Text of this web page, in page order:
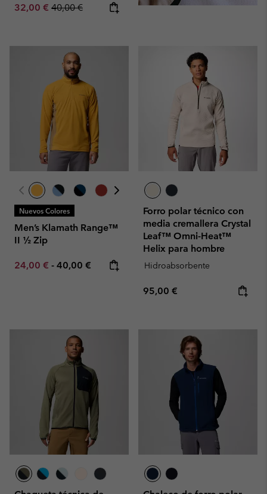
Sale price:
32,00 € Regular price:
40,00 €
Nuevos Colores
Men’s Klamath Range™
II ½ Zip
Minimum sale price:
24,00 € - Maximum price:
40,00 €
Forro polar técnico con
media cremallera Crystal
Leaf™ Omni-Heat™
Helix para hombre
Hidroabsorbente
Regular price:
95,00 €